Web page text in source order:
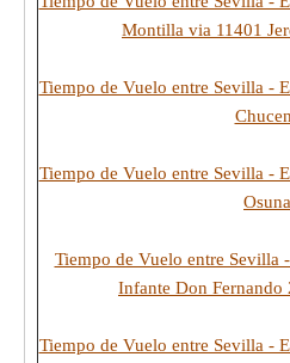
Montilla via 11401
Tiempo de Vuelo entre Sevilla -
Tiempo de Vuelo entre Sevilla -
Osuna
Tiempo de Vuelo entre Sevilla
Infante Don Fernando
Tiempo de Vuelo entre Sevilla -